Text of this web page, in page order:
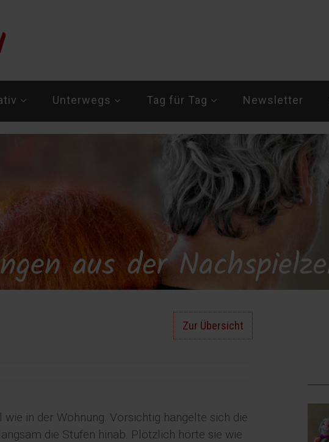
Unterwegs Tag für Tag Newsletter
Zur Übersicht
in der Wohnung. Vorsichtig hangelte sich die
die Stufen hinab. Plötzlich hörte sie wie